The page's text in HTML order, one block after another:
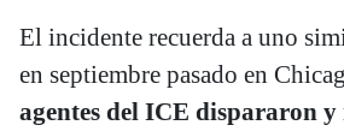
El incidente recuerda a uno
en septiembre pasado en
agentes del ICE dispararon